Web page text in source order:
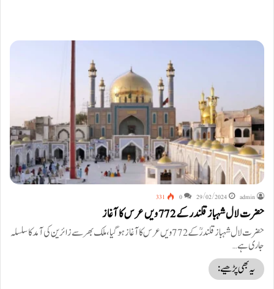
admin
29/02/2024
0
331
حضرت لال شہباز قلندر کے 772ویں عرس کا آغاز
حضرت لال شہباز قلندرؒ کے772ویں عرس کا آغاز ہوگیا ، ملک بھر سے زائرین کی آمد کا سلسلہ
جاری ہے…
یہ بھی پڑھیے: